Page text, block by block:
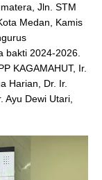
Jln. STM
Medan, Kamis
bakti 2024-2026.
KAGAMAHUT, Ir.
Harian, Dr. Ir.
Ayu Dewi Utari,